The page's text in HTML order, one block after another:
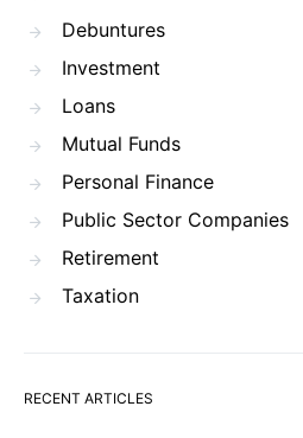
Debuntures
Investment
Loans
Mutual Funds
Personal Finance
Public Sector Companies
Retirement
Taxation
RECENT ARTICLES